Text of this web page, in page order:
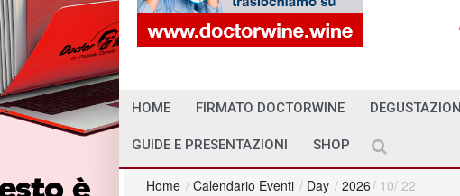
HOME FIRMATO DOCTORWINE DEGUSTAZIONI
GUIDE E PRESENTAZIONI SHOP
Home / Calendario Eventi / Day / 2026/ 10/ 22